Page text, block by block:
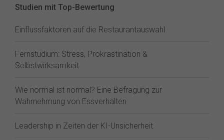
Studien mit Top-Bewertung
Einflussfaktoren auf die Restaurantauswahl
Fernstudium: Stress, Prokrastination &
Selbstwirksamkeit
Wie normal ist normal? Eine Befragung zur
Wahrnehmung von Essverhalten
Leadership in Zeiten der KI-Unsicherheit